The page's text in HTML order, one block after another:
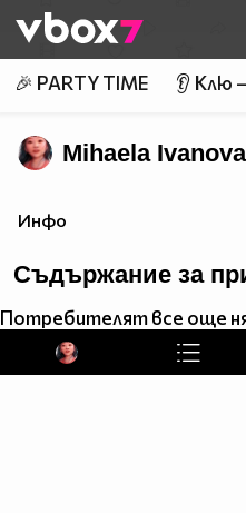
👾
🎉 PARTY TIME 👂 Клю
Mihaela Ivanova
Инфо
Съдържание за
Потребителят все още